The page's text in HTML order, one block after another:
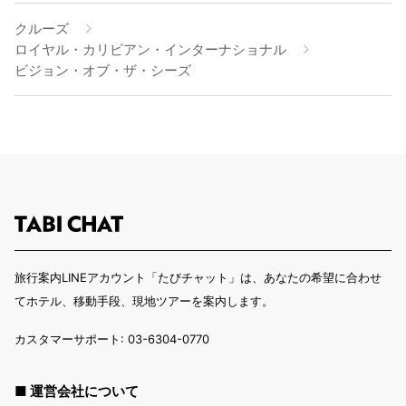
クルーズ
ロイヤル・カリビアン・インターナショナル
ビジョン・オブ・ザ・シーズ
旅行案内LINEアカウント「たびチャット」は、あなたの希望に合わせ
てホテル、移動手段、現地ツアーを案内します。
カスタマーサポート: 03-6304-0770
■ 運営会社について